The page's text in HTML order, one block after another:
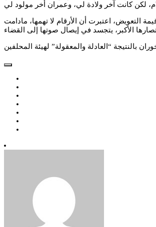
التعويض، اعتبرت أن الأرقام لا تهمها، مادامت